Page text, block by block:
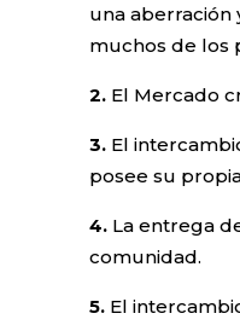
una aberración
muchos de los
2. El Mercado
3. El
posee su
4. La entrega
comunidad.
5. El